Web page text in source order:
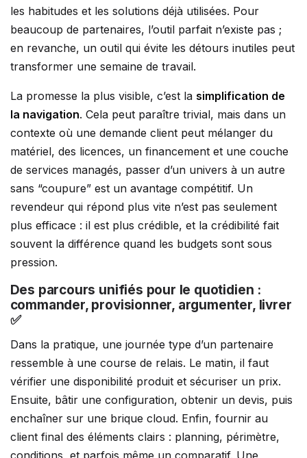
les habitudes et les solutions déjà utilisées. Pour
beaucoup de partenaires, l’outil parfait n’existe pas ;
en revanche, un outil qui évite les détours inutiles peut
transformer une semaine de travail.
La promesse la plus visible, c’est la simplification de
la navigation. Cela peut paraître trivial, mais dans un
contexte où une demande client peut mélanger du
matériel, des licences, un financement et une couche
de services managés, passer d’un univers à un autre
sans “coupure” est un avantage compétitif. Un
revendeur qui répond plus vite n’est pas seulement
plus efficace : il est plus crédible, et la crédibilité fait
souvent la différence quand les budgets sont sous
pression.
Des parcours unifiés pour le quotidien :
commander, provisionner, argumenter, livrer
✅
Dans la pratique, une journée type d’un partenaire
ressemble à une course de relais. Le matin, il faut
vérifier une disponibilité produit et sécuriser un prix.
Ensuite, bâtir une configuration, obtenir un devis, puis
enchaîner sur une brique cloud. Enfin, fournir au
client final des éléments clairs : planning, périmètre,